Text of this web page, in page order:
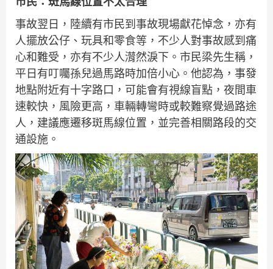
事故翌日，陸續有市民到事故現場獻花悼念，亦有
人擺放公仔、玩具和零食等，不少人對事故感到痛
心和難受，亦有不少人潸然淚下。市民梁先生稱，
平日有叮囑孫兒過馬路時加倍小心。他認為，事發
地點附近有十字路口，可能會有視線盲點，夜間車
速較快，風險更高，車輛轉彎時或較難察覺過路途
人，建議應遷移斑馬線位置，並完善相關路段的交
通設施。